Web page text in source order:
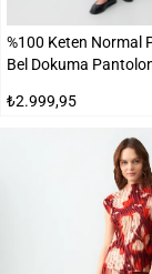
%100 Keten Normal
Bel Dokuma
₺2.999,95